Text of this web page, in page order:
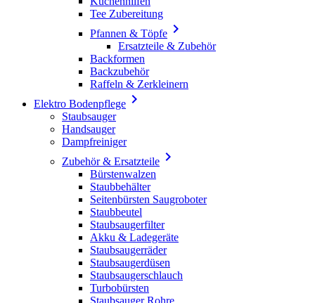
Tee Zubereitung
Pfannen & Töpfe 
Ersatzteile & Zubehör
Backformen
Backzubehör
Raffeln & Zerkleinern
Elektro Bodenpflege 
Staubsauger
Handsauger
Dampfreiniger
Zubehör & Ersatzteile 
Bürstenwalzen
Staubbehälter
Seitenbürsten Saugroboter
Staubbeutel
Staubsaugerfilter
Akku & Ladegeräte
Staubsaugerräder
Staubsaugerdüsen
Staubsaugerschlauch
Turbobürsten
Staubsauger Rohre